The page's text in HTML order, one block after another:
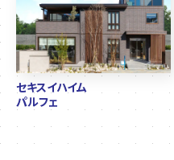
セキスイハイム
パルフェ